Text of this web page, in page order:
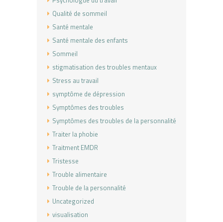
Qualité de sommeil
Santé mentale
Santé mentale des enfants
Sommeil
stigmatisation des troubles mentaux
Stress au travail
symptôme de dépression
Symptômes des troubles
Symptômes des troubles de la personnalité
Traiter la phobie
Traitment EMDR
Tristesse
Trouble alimentaire
Trouble de la personnalité
Uncategorized
visualisation